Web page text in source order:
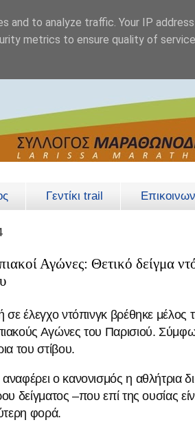
Γεντίκι trail
Αγώνες: Θετικό δείγμα
σε έλεγχο ντόπινγκ βρέθηκε μέλος
Αγώνες του Παρισιού.
του στίβου.
ο κανονισμός η αθλήτρια
δείγματος –που επί της ουσίας
φορά.
to analyze traffic. Your IP
metrics to ensure quality of